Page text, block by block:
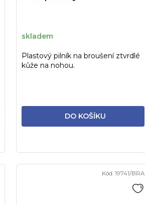
skladem
DO KOŠÍKU
Plastový pilník na broušení ztvrdlé
kůže na nohou.
Kód: 19741/BRA